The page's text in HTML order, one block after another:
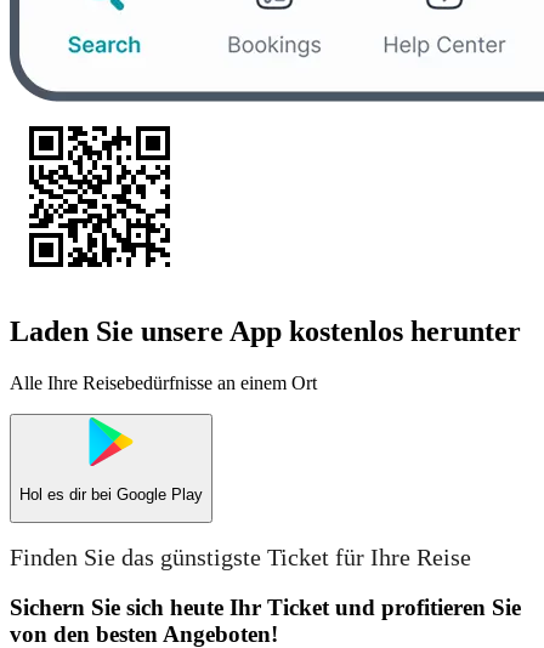
Laden Sie unsere App kostenlos herunter
Alle Ihre Reisebedürfnisse an einem Ort
Hol es dir bei Google Play
Finden Sie das günstigste Ticket für Ihre Reise
Sichern Sie sich heute Ihr Ticket und profitieren Sie
von den besten Angeboten!